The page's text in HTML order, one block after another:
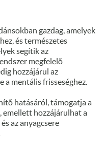
gazdag, amelyek
és természetes
segítik az
megfelelő
hozzájárul az
a mentális frisseséghez.
hatásáról, támogatja a
emellett hozzájárulhat a
az anyagcsere